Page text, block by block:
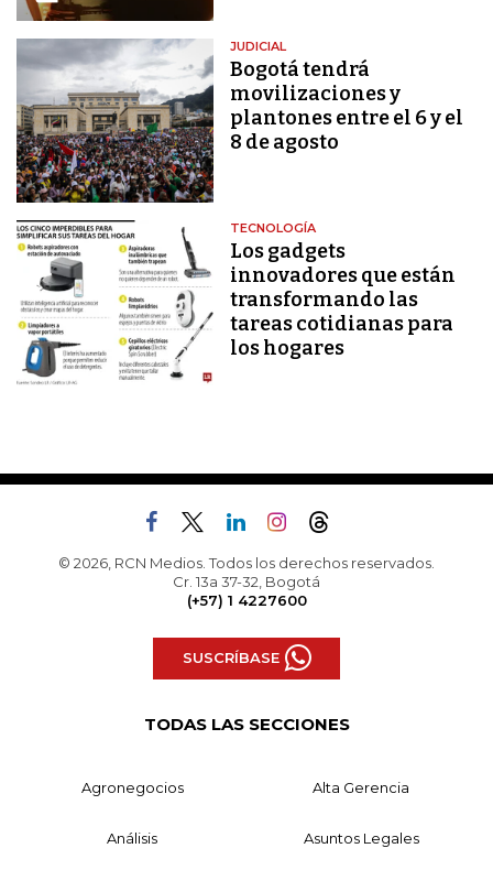
JUDICIAL
Bogotá tendrá
movilizaciones y
plantones entre el 6 y el
8 de agosto
TECNOLOGÍA
Los gadgets
innovadores que están
transformando las
tareas cotidianas para
los hogares
© 2026, RCN Medios. Todos los derechos reservados.
Cr. 13a 37-32, Bogotá
(+57) 1 4227600
SUSCRÍBASE
TODAS LAS SECCIONES
Agronegocios Alta Gerencia
Análisis Asuntos Legales